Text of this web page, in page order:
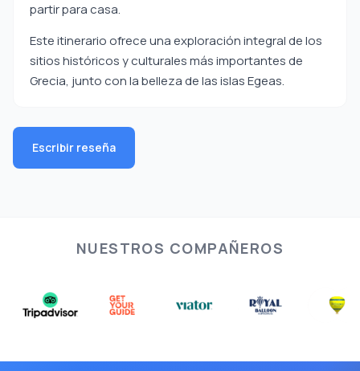
partir para casa.
Este itinerario ofrece una exploración integral de los
sitios históricos y culturales más importantes de
Grecia, junto con la belleza de las islas Egeas.
Escribir reseña
NUESTROS COMPAÑEROS